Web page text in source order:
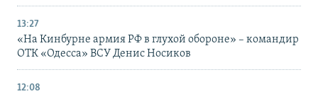
13:27
«На Кинбурне армия РФ в глухой обороне» – командир
ОТК «Одесса» ВСУ Денис Носиков
12:08